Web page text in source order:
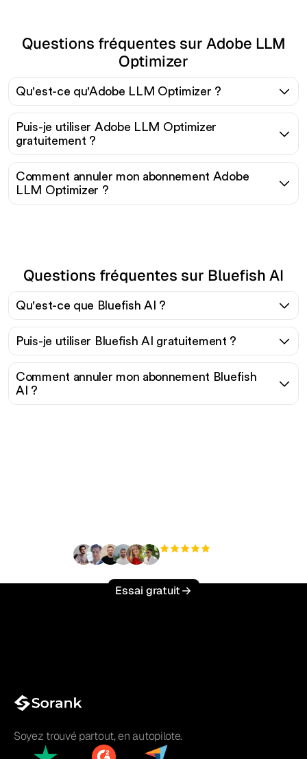
Questions fréquentes sur Adobe LLM
Optimizer
Qu'est-ce qu'Adobe LLM Optimizer ?
Puis-je utiliser Adobe LLM Optimizer
gratuitement ?
Comment annuler mon abonnement Adobe
LLM Optimizer ?
Questions fréquentes sur Bluefish AI
Qu'est-ce que Bluefish AI ?
Puis-je utiliser Bluefish AI gratuitement ?
Comment annuler mon abonnement Bluefish
AI ?
Essai gratuit
Soyez trouvé partout, en autopilote.